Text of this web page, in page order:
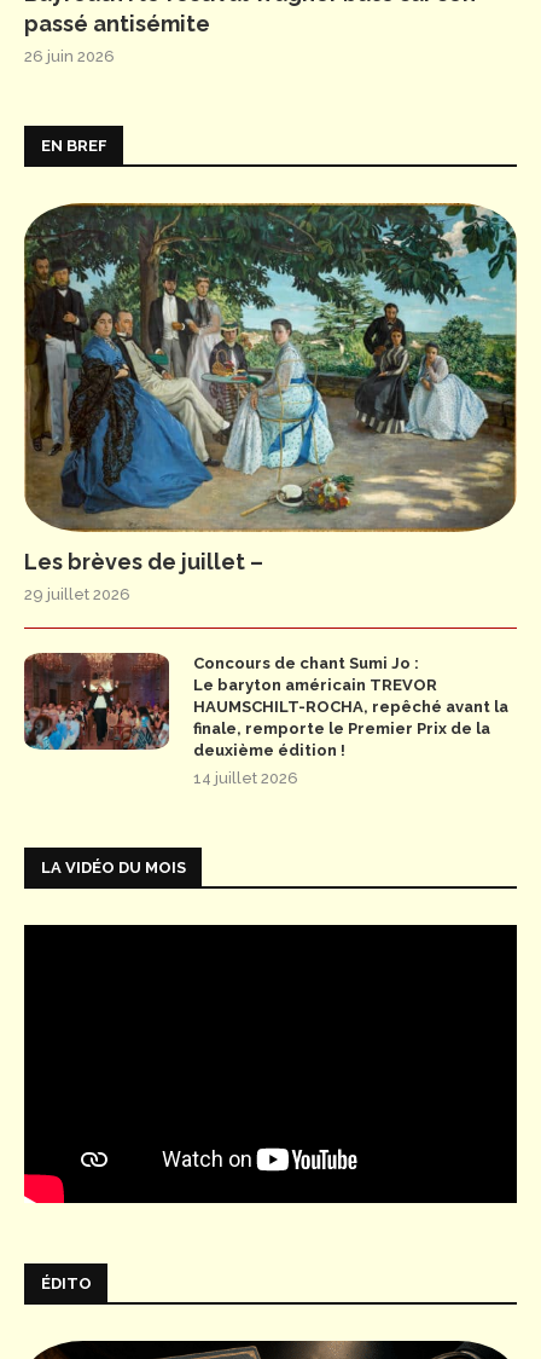
passé antisémite
26 juin 2026
EN BREF
Les brèves de juillet –
29 juillet 2026
Concours de chant Sumi Jo :
Le baryton américain TREVOR
HAUMSCHILT-ROCHA, repêché avant la
finale, remporte le Premier Prix de la
deuxième édition !
14 juillet 2026
LA VIDÉO DU MOIS
ÉDITO